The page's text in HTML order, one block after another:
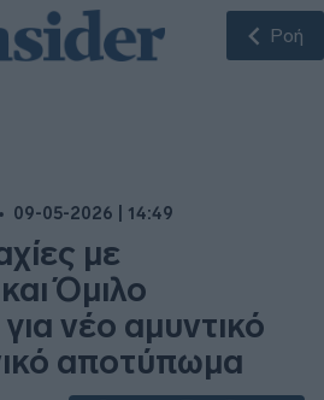
Ροή
09-05-2026 | 14:49
με
Όμιλο
νέο αμυντικό
αποτύπωμα